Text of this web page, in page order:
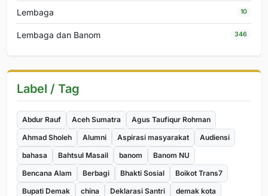
Lembaga 10
Lembaga dan Banom 346
Label / Tag
Abdur Rauf Aceh Sumatra
Agus Taufiqur Rohman
Ahmad Sholeh
Alumni Aspirasi masyarakat
Audiensi
bahasa
Bahtsul Masail banom
Banom NU
Bencana Alam
Berbagi Bhakti Sosial
Boikot Trans7
Bupati Demak
china Deklarasi Santri
demak kota